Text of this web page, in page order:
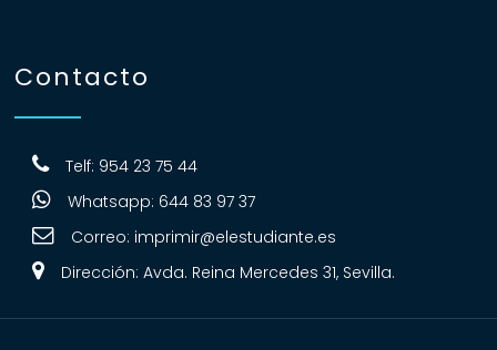
Contacto
Telf: 954 23 75 44
Whatsapp: 644 83 97 37
Correo: imprimir@elestudiante.es
Dirección: Avda. Reina Mercedes 31, Sevilla.